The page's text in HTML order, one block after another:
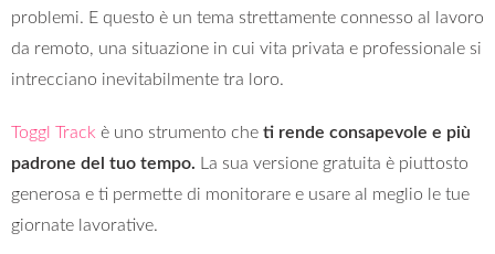
problemi. E questo è un tema strettamente connesso al lavoro
da remoto, una situazione in cui vita privata e professionale si
intrecciano inevitabilmente tra loro.
Toggl Track è uno strumento che ti rende consapevole e più
padrone del tuo tempo. La sua versione gratuita è piuttosto
generosa e ti permette di monitorare e usare al meglio le tue
giornate lavorative.